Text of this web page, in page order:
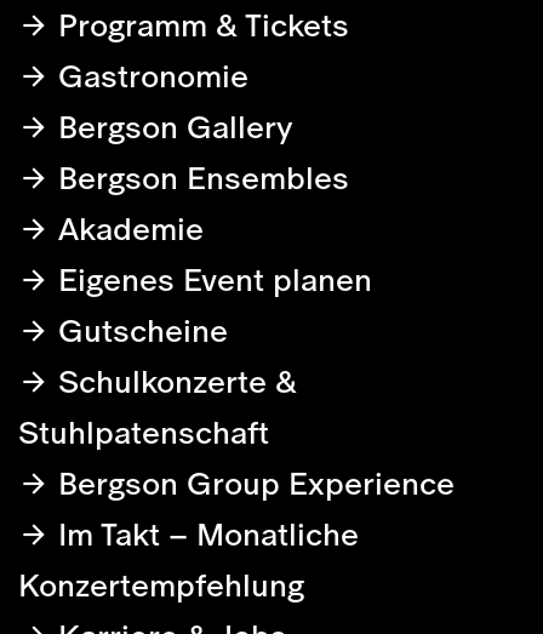
Programm & Tickets
Gastronomie
Bergson Gallery
Bergson Ensembles
Akademie
Eigenes Event planen
Gutscheine
Schulkonzerte &
Stuhlpatenschaft
Bergson Group Experience
Im Takt – Monatliche
Konzertempfehlung